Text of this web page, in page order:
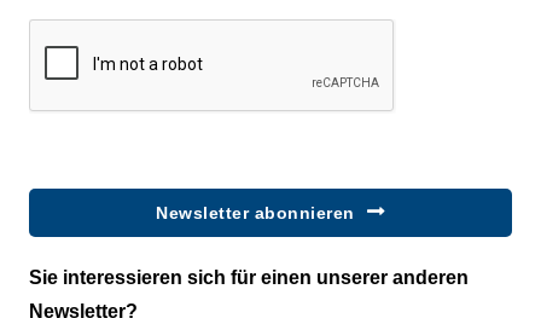
Newsletter abonnieren
Sie interessieren sich für einen unserer anderen
Newsletter?